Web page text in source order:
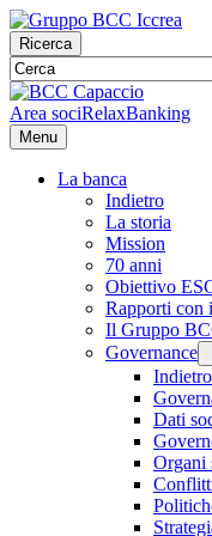
Ricerca
Area sociRelaxBanking
Menu
La banca
Indietro
La storia
Mission
70 anni
Obiettivo
Rapporti con
Il Gruppo
Governance
Indietro
Dati
Organi